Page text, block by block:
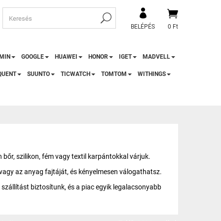
0 Ft
BELÉPÉS
GOOGLE HUAWEI HONOR IGET MADVELL
SUUNTO TICWATCH TOMTOM WITHINGS
bőr, szilikon, fém vagy textil karpántokkal várjuk.
az anyag fajtáját, és kényelmesen válogathatsz.
biztosítunk, és a piac egyik legalacsonyabb